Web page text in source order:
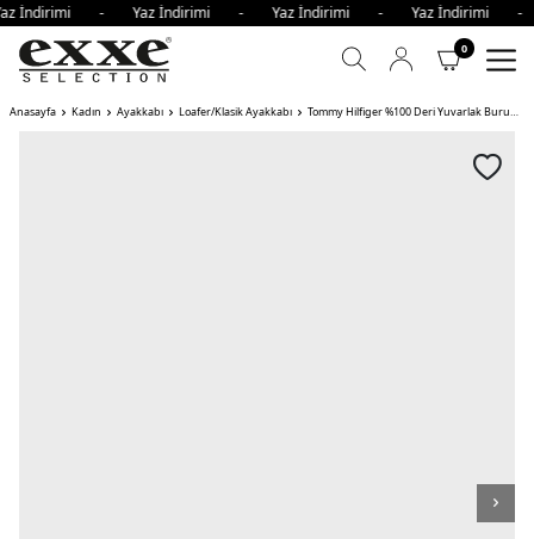
İndirimi - Yaz İndirimi - Yaz İndirimi - Yaz
0
Anasayfa Kadın Ayakkabı Loafer/Klasik Ayakkabı Tommy Hilfiger %100 Deri Yuvarlak Burun Bayan Espadril ACJ